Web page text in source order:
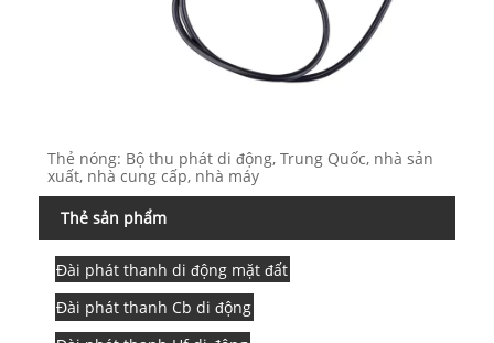
Thẻ nóng: Bộ thu phát di động, Trung Quốc, nhà sản
xuất, nhà cung cấp, nhà máy
Thẻ sản phẩm
Đài phát thanh di động mặt đất
Đài phát thanh Cb di động